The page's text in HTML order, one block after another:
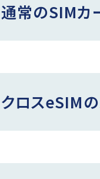
通常のSIMカ
クロスeSIMの